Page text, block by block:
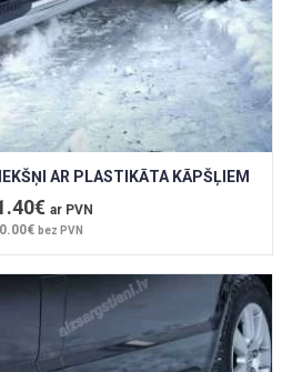
AR PLASTIKĀTA KĀPŠĻIEM
ar PVN
bez PVN